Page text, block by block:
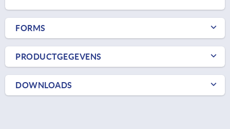
FORMS
PRODUCTGEGEVENS
DOWNLOADS